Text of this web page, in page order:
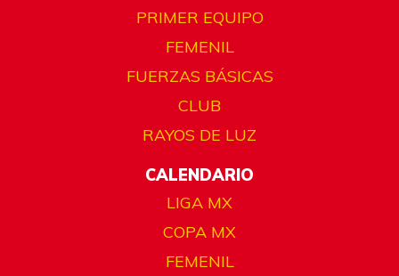
PRIMER EQUIPO
FEMENIL
FUERZAS BÁSICAS
CLUB
RAYOS DE LUZ
CALENDARIO
LIGA MX
COPA MX
FEMENIL